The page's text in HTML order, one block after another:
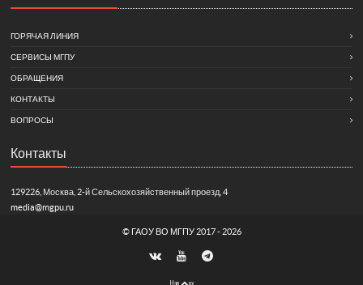
ГОРЯЧАЯ ЛИНИЯ
СЕРВИСЫ МГПУ
ОБРАЩЕНИЯ
КОНТАКТЫ
ВОПРОСЫ
Контакты
129226, Москва, 2-й Сельскохозяйственный проезд, 4
media@mgpu.ru
© ГАОУ ВО МГПУ 2017 - 2026
Нав рх